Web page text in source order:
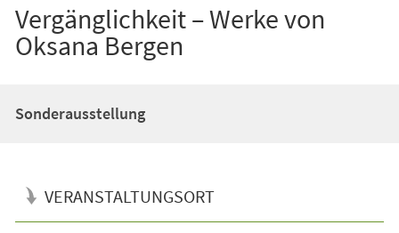
Vergänglichkeit – Werke von
Oksana Bergen
Sonderausstellung
VERANSTALTUNGSORT